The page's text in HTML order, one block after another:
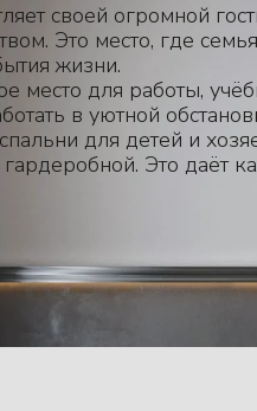
своей огромной
Это место, где
жизни.
место для работы,
в уютной
для детей и
Это даёт